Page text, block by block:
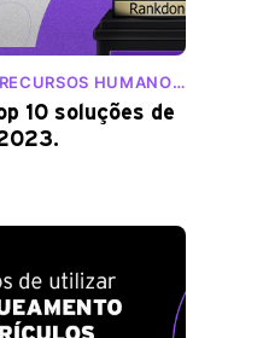
HUMANOS
10 soluções de